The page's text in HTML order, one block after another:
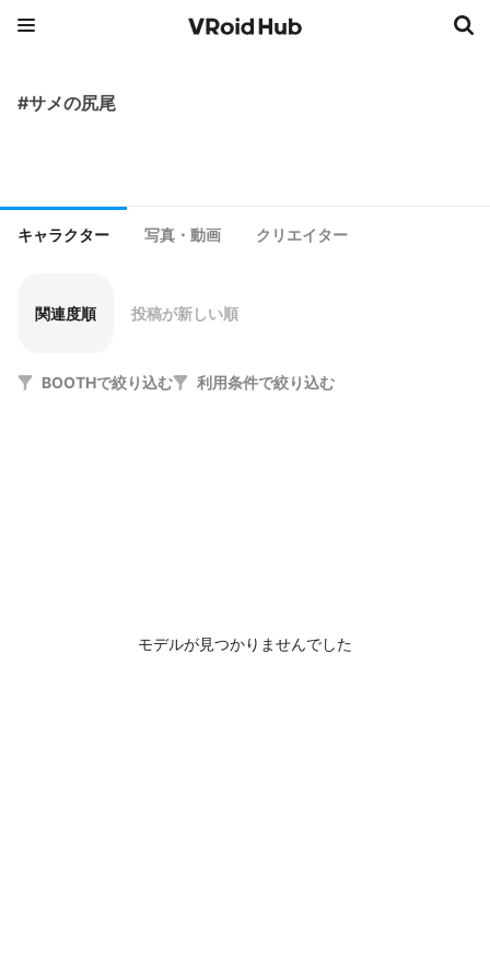
#サメの尻尾
キャラクター 写真・動画 クリエイター
関連度順 投稿が新しい順
BOOTHで絞り込む 利用条件で絞り込む
モデルが見つかりませんでした